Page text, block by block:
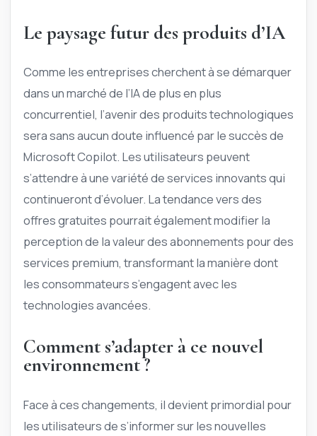
Le paysage futur des produits d’IA
Comme les entreprises cherchent à se démarquer
dans un marché de l’IA de plus en plus
concurrentiel, l’avenir des produits technologiques
sera sans aucun doute influencé par le succès de
Microsoft Copilot. Les utilisateurs peuvent
s’attendre à une variété de services innovants qui
continueront d’évoluer. La tendance vers des
offres gratuites pourrait également modifier la
perception de la valeur des abonnements pour des
services premium, transformant la manière dont
les consommateurs s’engagent avec les
technologies avancées.
Comment s’adapter à ce nouvel
environnement ?
Face à ces changements, il devient primordial pour
les utilisateurs de s’informer sur les nouvelles